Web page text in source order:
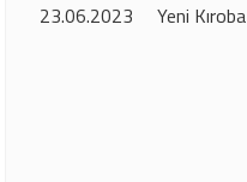
23.06.2023
Yeni Kıroba